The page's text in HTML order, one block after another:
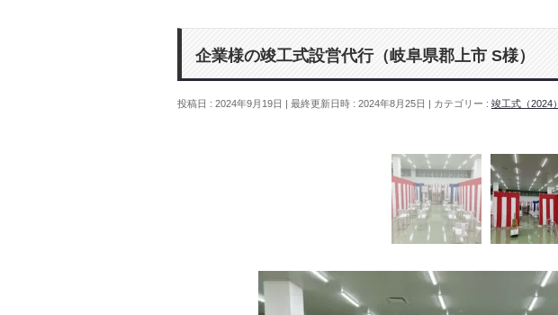
企業様の竣工式設営代行（岐阜県郡上市 S様）
投稿日 : 2024年9月19日 最終更新日時 : 2024年8月25日 カテゴリー : 竣工式（2024）